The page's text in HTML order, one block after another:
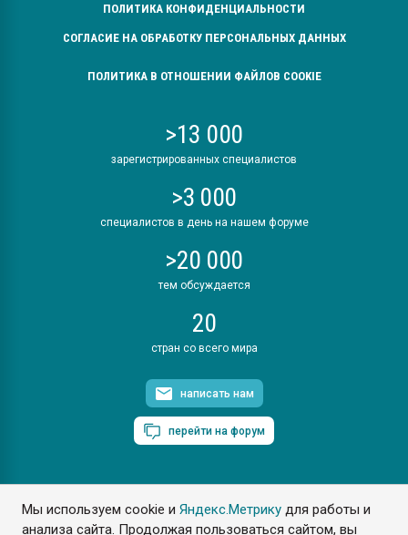
Мы используем cookie иЯндекс.Метрику для работы и
анализа сайта. Продолжая пользоваться сайтом, вы
ПОЛИТИКА КОНФИДЕНЦИАЛЬНОСТИ
СОГЛАСИЕ НА ОБРАБОТКУ ПЕРСОНАЛЬНЫХ ДАННЫХ
ПОЛИТИКА В ОТНОШЕНИИ ФАЙЛОВ COOKIE
>13 000
зарегистрированных специалистов
>3 000
специалистов в день на нашем форуме
>20 000
тем обсуждается
20
стран со всего мира
написать нам
перейти на форум
ПластЭксперт © 2006. Все права защищены
Разрешается копирование материалов сайта с обязательной